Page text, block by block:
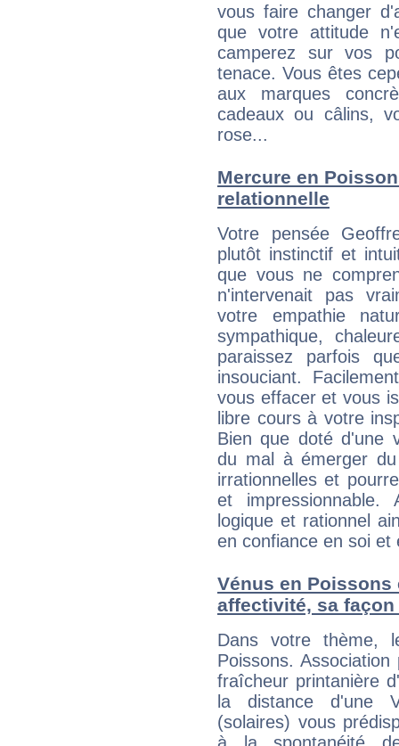
vous faire changer
que votre attitude
camperez sur vos
tenace. Vous êtes
aux marques
cadeaux ou câlins,
rose...
Mercure en
relationnelle
Votre pensée
plutôt instinctif et
que vous ne
n'intervenait pas
votre empathie
sympathique,
paraissez parfois
insouciant.
vous effacer et vous
libre cours à votre
Bien que doté d'une
du mal à émerger
irrationnelles et
et
logique et rationnel
en confiance en soi
Vénus en
affectivité, sa
Dans votre thème,
Poissons.
fraîcheur printanière
la distance d'une
(solaires) vous